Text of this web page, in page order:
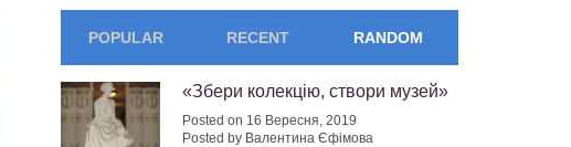
POPULAR RECENT RANDOM
«Збери колекцію, створи музей»
Posted on 16 Вересня, 2019
Posted by Валентина Єфімова